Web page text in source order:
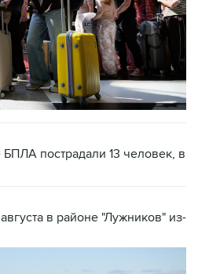
пострадали 13 человек, в
в районе "Лужников" из-